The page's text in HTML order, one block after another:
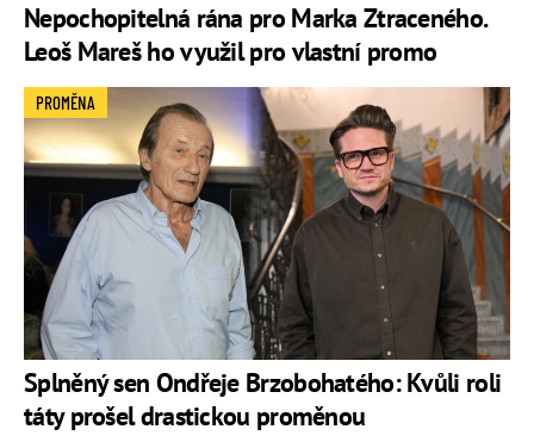
Nepochopitelná rána pro Marka Ztraceného.
Leoš Mareš ho využil pro vlastní promo
Splněný sen Ondřeje Brzobohatého: Kvůli roli
táty prošel drastickou proměnou
PROMĚNA